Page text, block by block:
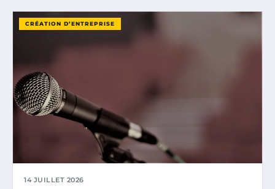
CRÉATION D’ENTREPRISE
14 JUILLET 2026